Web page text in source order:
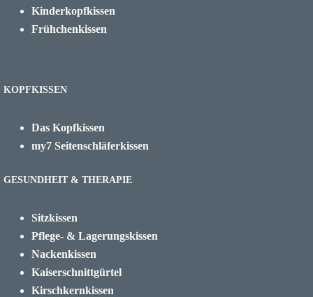
Kinderkopfkissen
Frühchenkissen
KOPFKISSEN
Das Kopfkissen
my7 Seitenschläferkissen
GESUNDHEIT & THERAPIE
Sitzkissen
Pflege- & Lagerungskissen
Nackenkissen
Kaiserschnittgürtel
Kirschkernkissen